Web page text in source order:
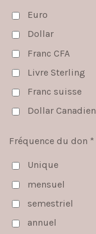
Euro
Dollar
Franc CFA
Livre Sterling
Franc suisse
Dollar Canadien
Fréquence du don *
Unique
mensuel
semestriel
annuel